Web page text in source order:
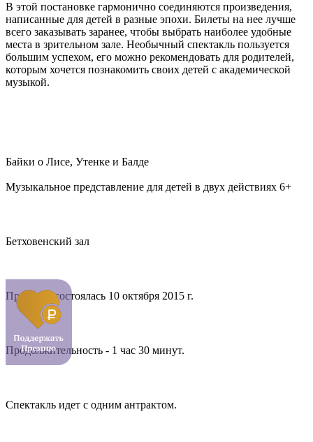
В этой постановке гармонично соединяются произведения,
написанные для детей в разные эпохи. Билеты на нее лучше
всего заказывать заранее, чтобы выбрать наиболее удобные
места в зрительном зале. Необычный спектакль пользуется
большим успехом, его можно рекомендовать для родителей,
которым хочется познакомить своих детей с академической
музыкой.
Байки о Лисе, Утенке и Балде
Музыкальное представление для детей в двух действиях 6+
Бетховенский зал
Премьера состоялась 10 октября 2015 г.
Продолжительность - 1 час 30 минут.
Спектакль идет с одним антрактом.